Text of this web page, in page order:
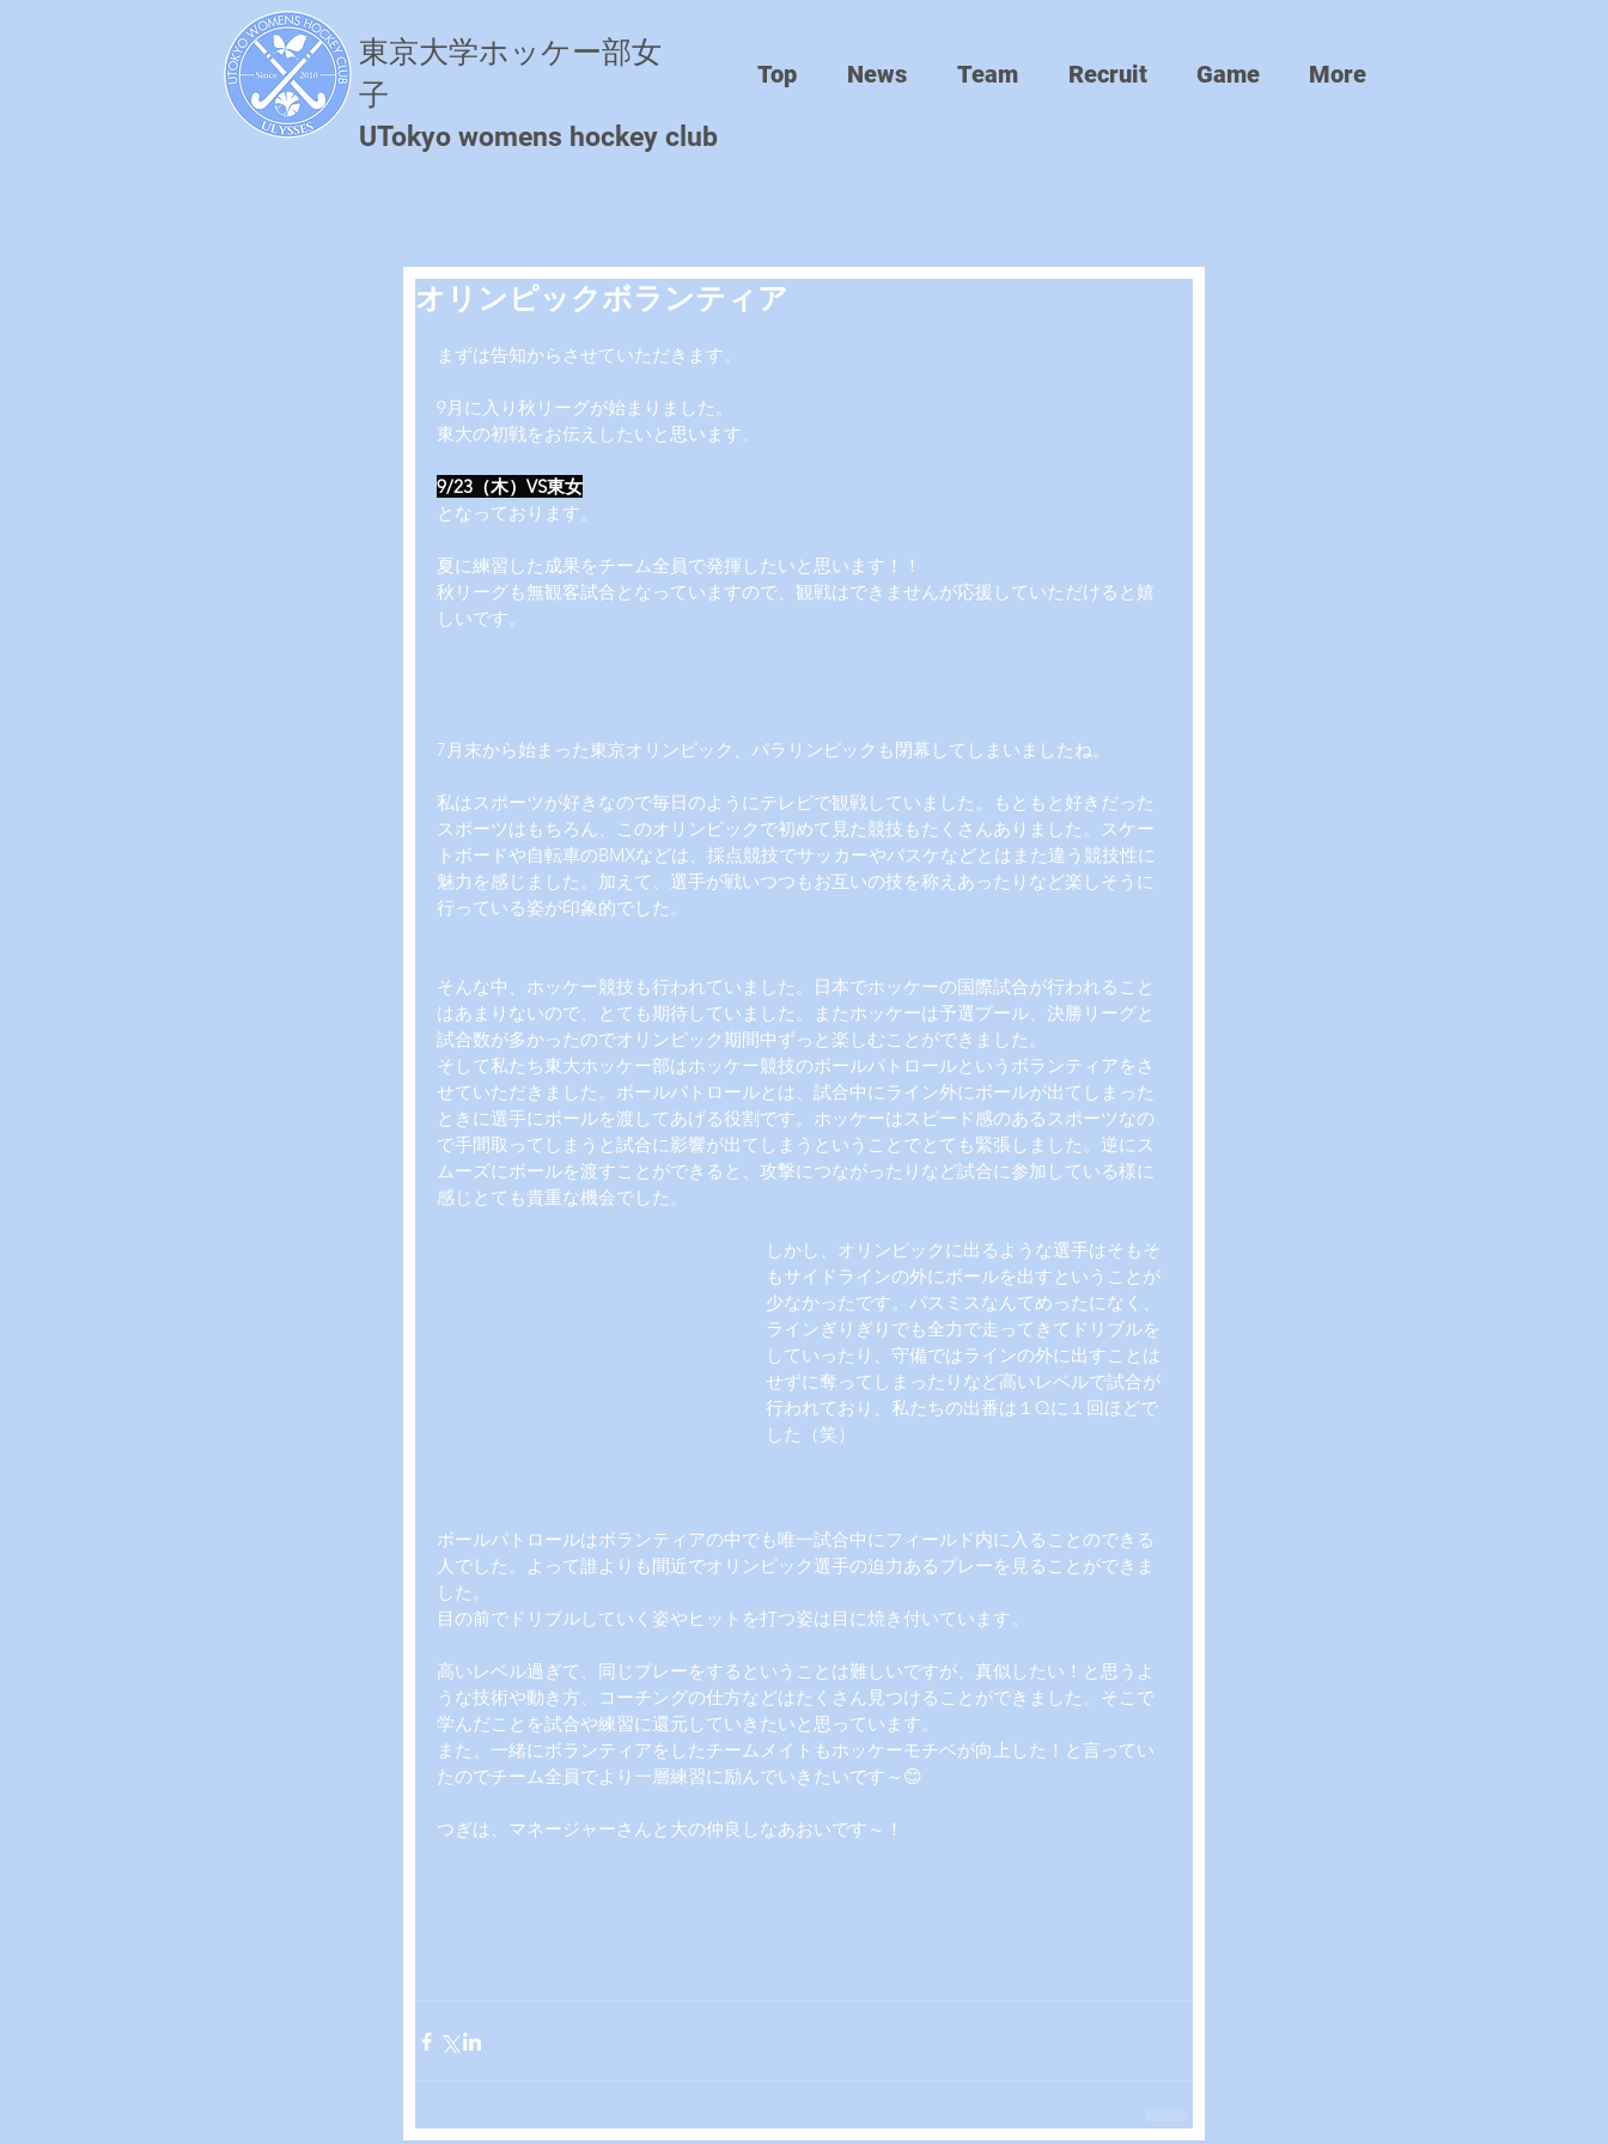
東京大学ホッケー部女
子
​UTokyo womens hockey club
Top News Team Recruit Game More
オリンピックボランティア
まずは告知からさせていただきます。
9月に入り秋リーグが始まりました。
東大の初戦をお伝えしたいと思います。
9/23（木）VS東女
となっております。
夏に練習した成果をチーム全員で発揮したいと思います！！
秋リーグも無観客試合となっていますので、観戦はできませんが応援していただけると嬉
しいです。
7月末から始まった東京オリンピック、パラリンピックも閉幕してしまいましたね。
私はスポーツが好きなので毎日のようにテレビで観戦していました。もともと好きだった
スポーツはもちろん、このオリンピックで初めて見た競技もたくさんありました。スケー
トボードや自転車のBMXなどは、採点競技でサッカーやバスケなどとはまた違う競技性に
魅力を感じました。加えて、選手が戦いつつもお互いの技を称えあったりなど楽しそうに
行っている姿が印象的でした。
そんな中、ホッケー競技も行われていました。日本でホッケーの国際試合が行われること
はあまりないので、とても期待していました。またホッケーは予選プール、決勝リーグと
試合数が多かったのでオリンピック期間中ずっと楽しむことができました。
そして私たち東大ホッケー部はホッケー競技のボールパトロールというボランティアをさ
せていただきました。ボールパトロールとは、試合中にライン外にボールが出てしまった
ときに選手にボールを渡してあげる役割です。ホッケーはスピード感のあるスポーツなの
で手間取ってしまうと試合に影響が出てしまうということでとても緊張しました。逆にス
ムーズにボールを渡すことができると、攻撃につながったりなど試合に参加している様に
感じとても貴重な機会でした。
しかし、オリンピックに出るような選手はそもそ
もサイドラインの外にボールを出すということが
少なかったです。パスミスなんてめったになく、
ラインぎりぎりでも全力で走ってきてドリブルを
していったり、守備ではラインの外に出すことは
せずに奪ってしまったりなど高いレベルで試合が
行われており、私たちの出番は１Qに１回ほどで
した（笑）
ボールパトロールはボランティアの中でも唯一試合中にフィールド内に入ることのできる
人でした。よって誰よりも間近でオリンピック選手の迫力あるプレーを見ることができま
した。
目の前でドリブルしていく姿やヒットを打つ姿は目に焼き付いています。
高いレベル過ぎて、同じプレーをするということは難しいですが、真似したい！と思うよ
うな技術や動き方、コーチングの仕方などはたくさん見つけることができました。そこで
学んだことを試合や練習に還元していきたいと思っています。
また、一緒にボランティアをしたチームメイトもホッケーモチベが向上した！と言ってい
たのでチーム全員でより一層練習に励んでいきたいです～😊
つぎは、マネージャーさんと大の仲良しなあおいです～！